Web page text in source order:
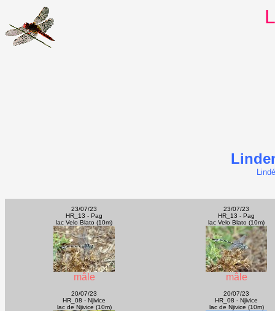
23/07/23
HR_13 - Pag
lac Velo Blato (10m)
mâle
23/07/23
HR_13 - Pag
lac Velo Blato (10m)
mâle
20/07/23
HR_08 - Njivice
lac de Njivice (10m)
20/07/23
HR_08 - Njivice
lac de Njivice (10m)